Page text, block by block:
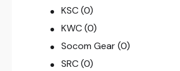
KSC (0)
KWC (0)
Socom Gear (0)
SRC (0)